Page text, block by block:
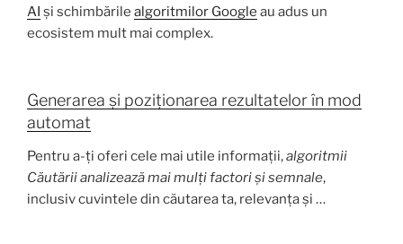
AI și schimbările algoritmilor Google au adus un
ecosistem mult mai complex.
Generarea și poziționarea rezultatelor în mod
automat
Pentru a-ți oferi cele mai utile informații,algoritmii
Căutării analizează mai mulți factori și semnale,
inclusiv cuvintele din căutarea ta, relevanța și …